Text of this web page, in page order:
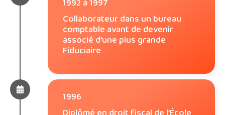
1992 à 1997
Collaborateur dans un bureau
comptable avant de devenir
associé d’une plus grande
Fiduciaire
1996